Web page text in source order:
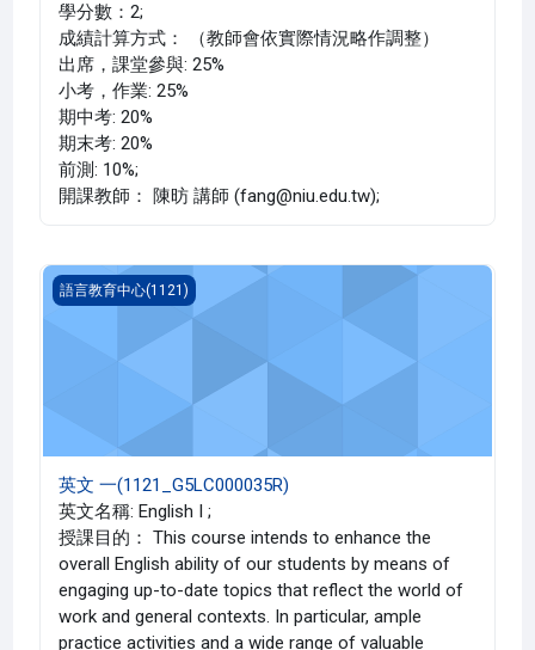
學分數：2;
成績計算方式： （教師會依實際情況略作調整）
出席，課堂參與: 25%
小考，作業: 25%
期中考: 20%
期末考: 20%
前測: 10%;
開課教師： 陳昉 講師 (fang@niu.edu.tw);
英文 一(1121_G5LC000035R)
語言教育中心(1121)
英文 一(1121_G5LC000035R)
英文名稱: English I ;
授課目的： This course intends to enhance the
overall English ability of our students by means of
engaging up-to-date topics that reflect the world of
work and general contexts. In particular, ample
practice activities and a wide range of valuable